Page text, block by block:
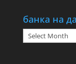
банка на
банка
на